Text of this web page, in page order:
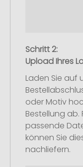
Schritt 2:
Upload Ihres
Laden Sie auf
oder Motiv
Bestellung ab.
passende
können Sie
nachliefern.